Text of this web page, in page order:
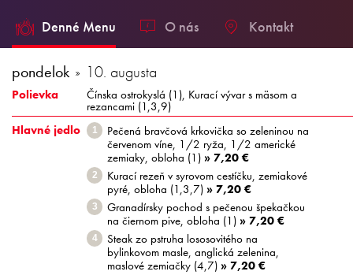
Denné Menu O nás Kontakt
pondelok 10. augusta
Polievka Čínska ostrokyslá (1), Kurací vývar s mäsom a
rezancami (1,3,9)
Hlavné jedlo
1
Pečená bravčová krkovička so zeleninou na
červenom víne, 1/2 ryža, 1/2 americké
zemiaky, obloha (1) » 7,20 €
2
Kurací rezeň v syrovom cestíčku, zemiakové
pyré, obloha (1,3,7) » 7,20 €
3
Granadírsky pochod s pečenou špekačkou
na čiernom pive, obloha (1) » 7,20 €
4
Steak zo pstruha lososovitého na
bylinkovom masle, anglická zelenina,
maslové zemiačky (4,7) » 7,20 €